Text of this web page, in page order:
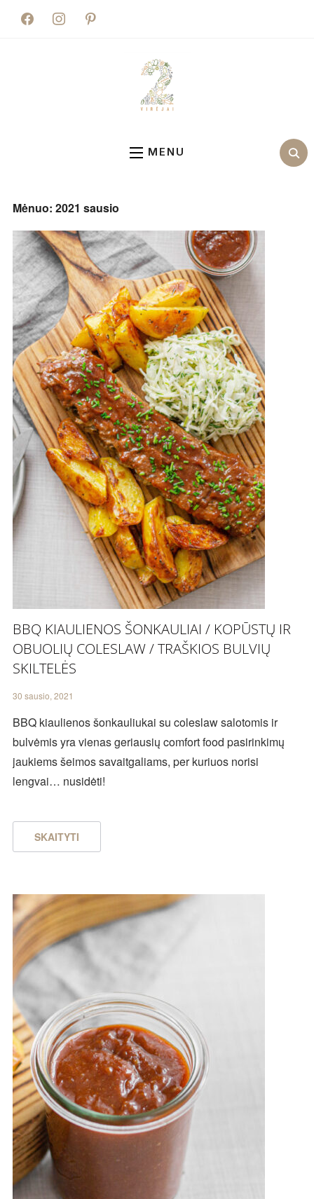
facebookinstagrampinterest
MENU
Mėnuo: 2021 sausio
BBQ KIAULIENOS ŠONKAULIAI / KOPŪSTŲ IR
OBUOLIŲ COLESLAW / TRAŠKIOS BULVIŲ
SKILTELĖS
30 sausio, 2021
BBQ kiaulienos šonkauliukai su coleslaw salotomis ir
bulvėmis yra vienas geriausių comfort food pasirinkimų
jaukiems šeimos savaitgaliams, per kuriuos norisi
lengvai… nusidėti!
SKAITYTI